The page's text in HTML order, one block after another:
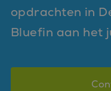
opdrachten in
Bluefin aan het